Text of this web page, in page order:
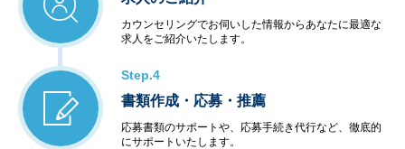
カウンセリングでお伺いした情報からあなたに最適な
求人をご紹介いたします。
Step.4
書類作成・応募・推薦
応募書類のサポートや、応募手続き代行など、徹底的
にサポートいたします。